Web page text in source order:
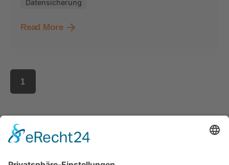
Datensicherung
Read More
1